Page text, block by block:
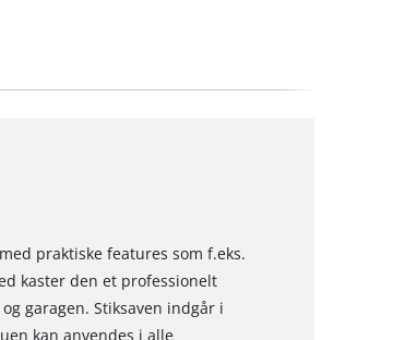
praktiske features som f.eks.
kaster den et professionelt
garagen. Stiksaven indgår i
kan anvendes i alle